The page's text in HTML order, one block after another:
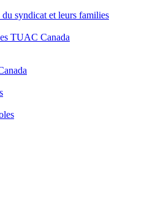
syndicat et leurs families
TUAC Canada